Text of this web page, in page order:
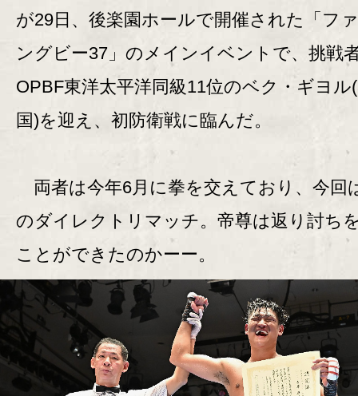
が29日、後楽園ホールで開催された「フ
ングビー37」のメインイベントで、挑戦
OPBF東洋太平洋同級11位のベク・ギヨル
国)を迎え、初防衛戦に臨んだ。
両者は今年6月に拳を交えており、今回
のダイレクトリマッチ。帝尊は返り討ち
ことができたのかーー。